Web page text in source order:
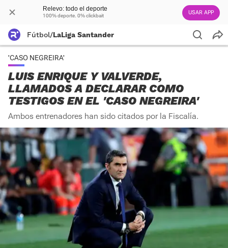
Relevo: todo el deporte
100% deporte. 0% clickbait USAR APP
Fútbol/LaLiga Santander
'CASO NEGREIRA'
LUIS ENRIQUE Y VALVERDE,
LLAMADOS A DECLARAR COMO
TESTIGOS EN EL 'CASO NEGREIRA'
Ambos entrenadores han sido citados por la Fiscalía.